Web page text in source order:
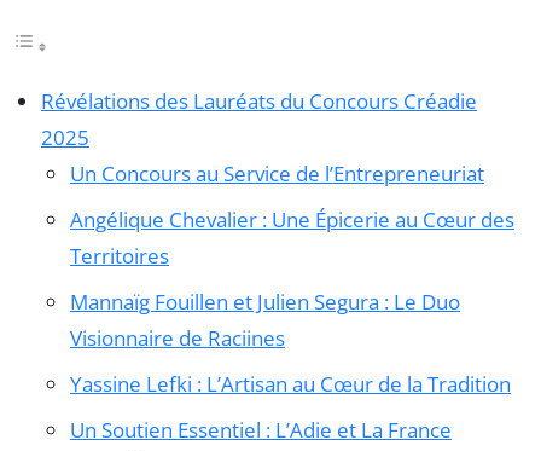
Révélations des Lauréats du Concours Créadie
2025
Un Concours au Service de l’Entrepreneuriat
Angélique Chevalier : Une Épicerie au Cœur des
Territoires
Mannaïg Fouillen et Julien Segura : Le Duo
Visionnaire de Raciines
Yassine Lefki : L’Artisan au Cœur de la Tradition
Un Soutien Essentiel : L’Adie et La France